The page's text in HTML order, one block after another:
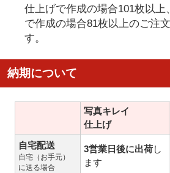
仕上げで作成の場合101枚以上
で作成の場合81枚以上のご注
す。
納期について
写真キレイ
仕上げ
自宅配送
自宅（お手元）
に送る場合
3営業日後に出荷し
ます